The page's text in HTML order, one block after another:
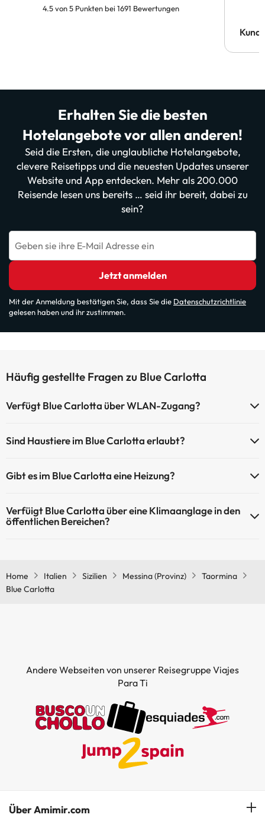
4.5 von 5 Punkten bei 1691 Bewertungen
Erhalten Sie die besten
Hotelangebote vor allen anderen!
Seid die Ersten, die unglaubliche Hotelangebote,
clevere Reisetipps und die neuesten Updates unserer
Website und App entdecken. Mehr als 200.000
Reisende lesen uns bereits … seid ihr bereit, dabei zu
sein?
Geben sie ihre E-Mail Adresse ein
Jetzt anmelden
Mit der Anmeldung bestätigen Sie, dass Sie die Datenschutzrichtlinie
gelesen haben und ihr zustimmen.
Häufig gestellte Fragen zu Blue Carlotta
Verfügt Blue Carlotta über WLAN-Zugang?
Sind Haustiere im Blue Carlotta erlaubt?
Gibt es im Blue Carlotta eine Heizung?
Verfüigt Blue Carlotta über eine Klimaanglage in den
öffentlichen Bereichen?
Home
Italien Sizilien Messina (Provinz)
Taormina
Blue Carlotta
Andere Webseiten von unserer Reisegruppe Viajes
Para Ti
Über Amimir.com